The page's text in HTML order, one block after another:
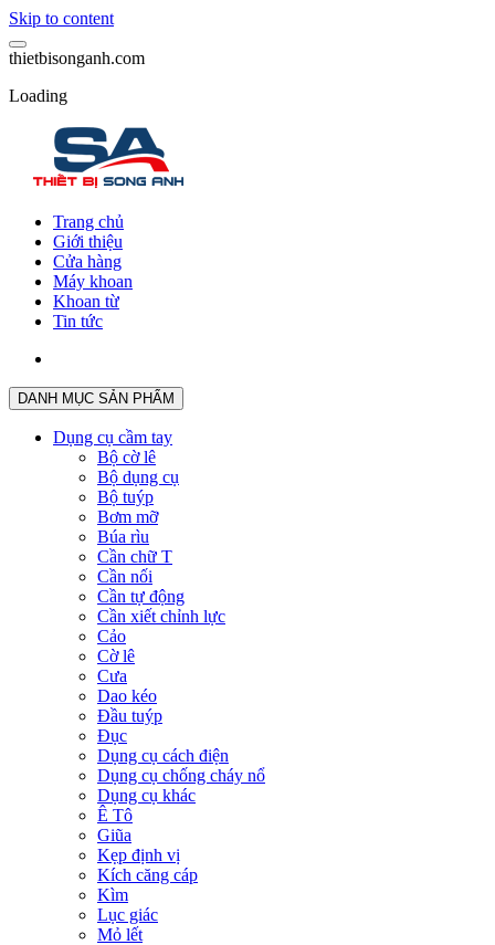
Skip to content
thietbisonganh.com
Loading
Trang chủ
Giới thiệu
Cửa hàng
Máy khoan
Khoan từ
Tin tức
DANH MỤC SẢN PHẨM
Dụng cụ cầm tay
Bộ cờ lê
Bộ dụng cụ
Bộ tuýp
Bơm mỡ
Búa rìu
Cần chữ T
Cần nối
Cần tự động
Cần xiết chỉnh lực
Cảo
Cờ lê
Cưa
Dao kéo
Đầu tuýp
Đục
Dụng cụ cách điện
Dụng cụ chống cháy nổ
Dụng cụ khác
Ê Tô
Giũa
Kẹp định vị
Kích căng cáp
Kìm
Lục giác
Mỏ lết